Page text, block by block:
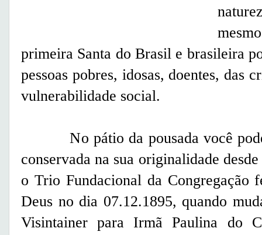
primeira Santa do Brasil e brasileira
pessoas pobres, idosas, doentes, das
vulnerabilidade social.
No pátio da pousada você
conservada na sua originalidade
o Trio Fundacional da Congregação
Deus no dia 07.12.1895, quando
Visintainer para Irmã Paulina do